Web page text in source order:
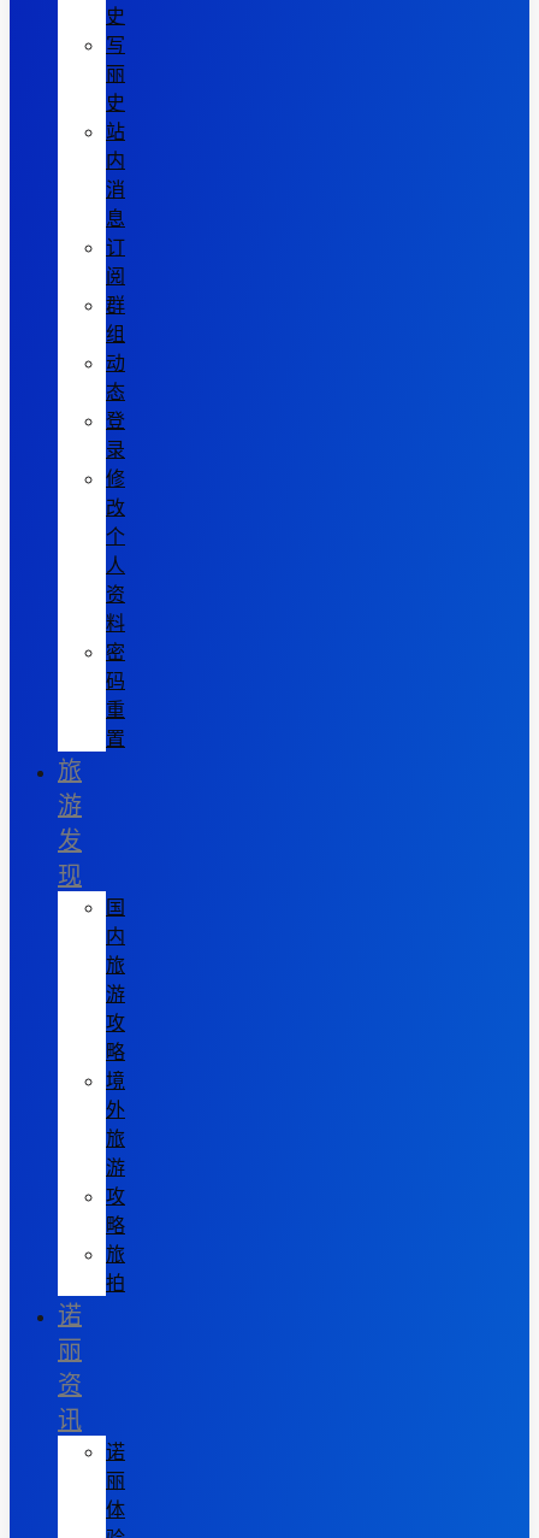
史
写
丽
史
站
内
消
息
订
阅
群
组
动
态
登
录
修
改
个
人
资
料
密
码
重
置
旅
游
发
现
国
内
旅
游
攻
略
境
外
旅
游
攻
略
旅
拍
诺
丽
资
讯
诺
丽
体